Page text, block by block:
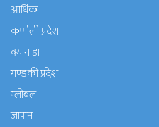
आर्थिक
कर्णाली प्रदेश
क्यानाडा
गण्डकी प्रदेश
ग्लोबल
जापान